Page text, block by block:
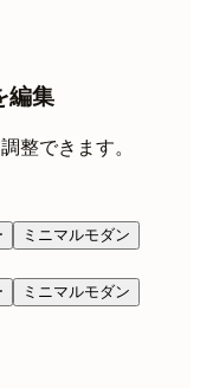
編集
整できます。
ミニマルモダン
ミニマルモダン